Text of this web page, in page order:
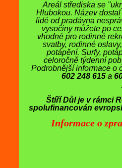
AKTUALITY-INFORMACE
pro DDM, SVČ, turistické a
Areál střediska se
Hlubokou. Název
lidé od pradávna
vysočiny můžete po
vhodné pro rodinné
svatby, rodinné
potápění. Surfy,
celoročně týdenní
Podrobnější informace o
602 248 615 a
Štíří Důl je v rámci
spolufinancován
Informace o